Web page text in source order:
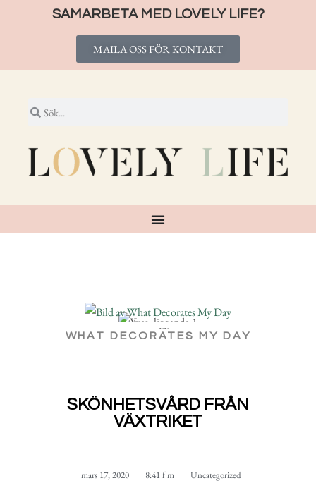
SAMARBETA MED LOVELY LIFE?
MAILA OSS FÖR KONTAKT
WHAT DECORATES MY DAY
SKÖNHETSVÅRD FRÅN
VÄXTRIKET
mars 17, 2020 8:41 f m Uncategorized